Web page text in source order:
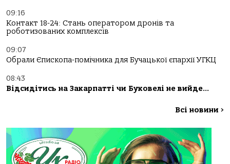
09:16
Контакт 18-24: Стань оператором дронів та
роботизованих комплексів
09:07
Обрали Єпископа-помічника для Бучацької єпархії УГКЦ
08:43
Відсидітись на Закарпатті чи Буковелі не вийде…
Всі новини >